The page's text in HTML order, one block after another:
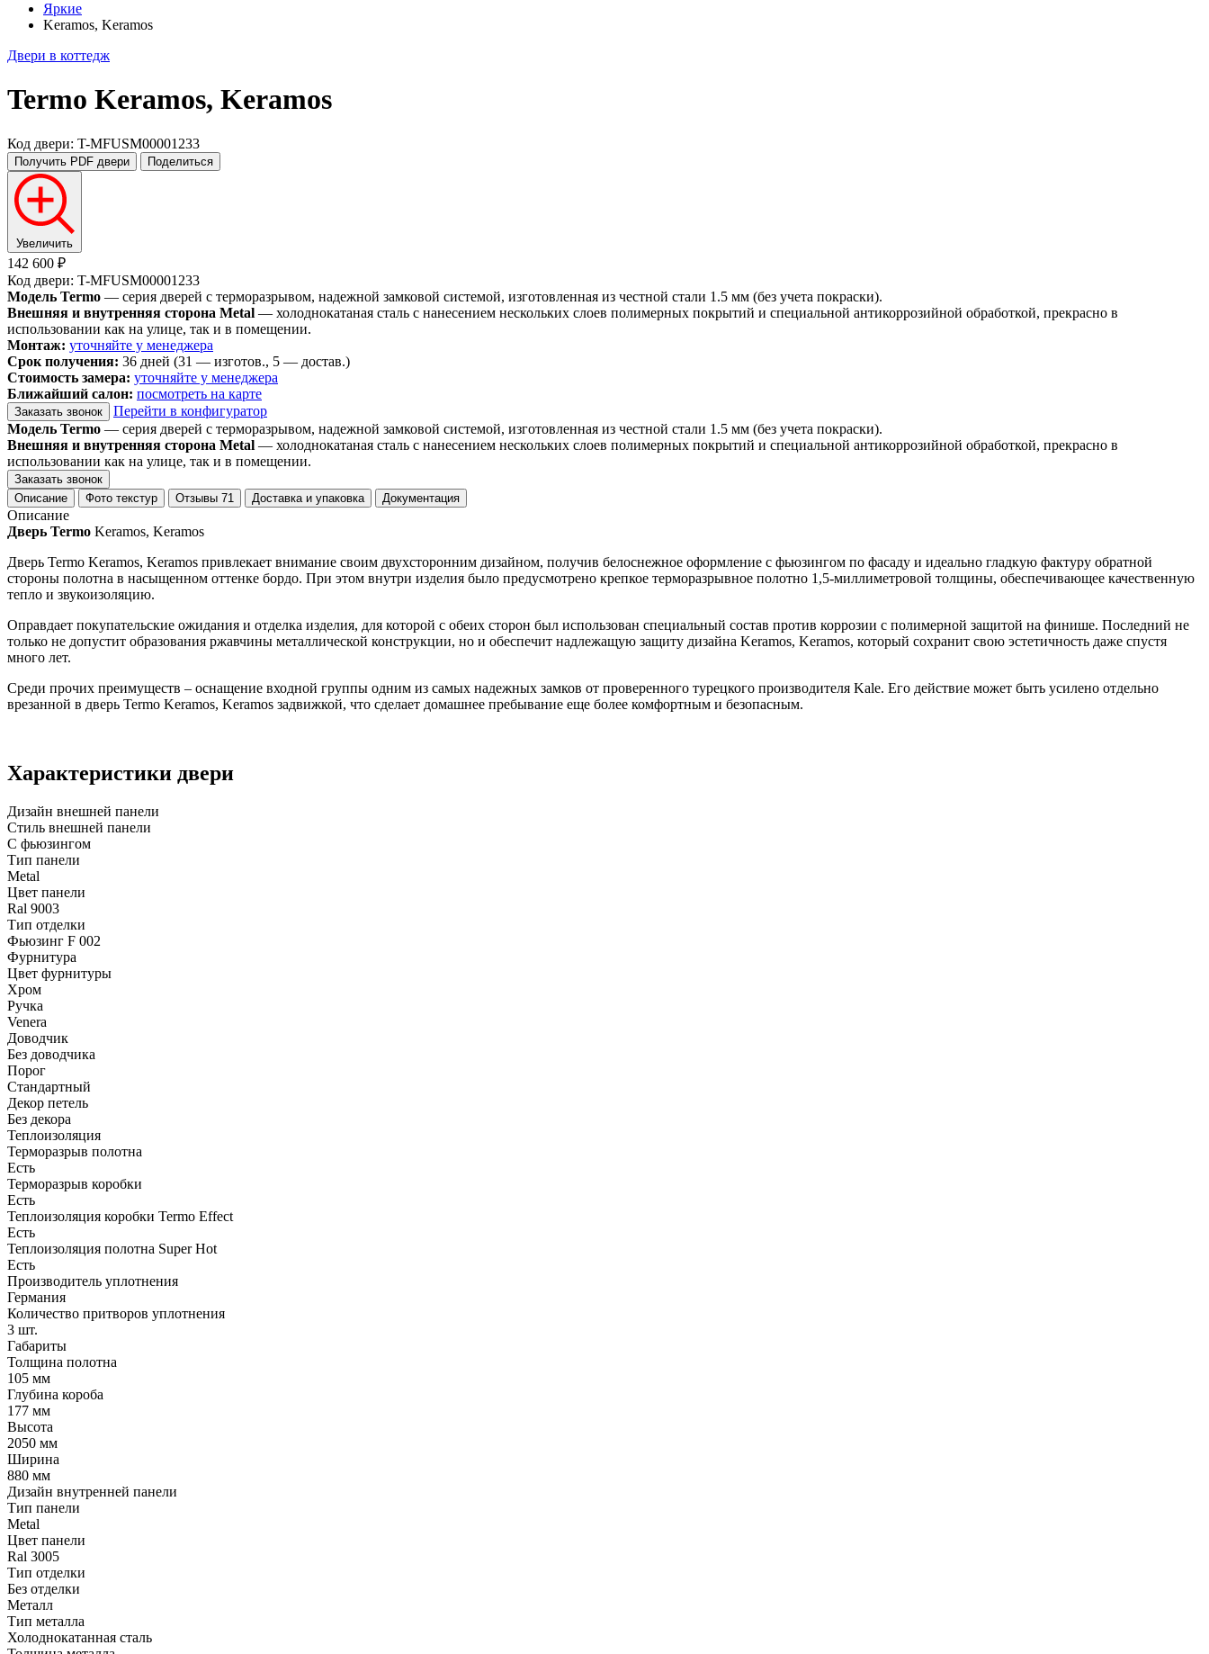
Яркие
Keramos, Keramos
Двери в коттедж
Termo Keramos, Keramos
Код двери: T-MFUSM00001233
Получить PDF двери Поделиться
Увеличить
142 600 ₽
Код двери: T-MFUSM00001233
Модель Termo — серия дверей с терморазрывом, надежной замковой системой, изготовленная из честной стали 1.5 мм (без учета покраски).
Внешняя и внутренняя сторона Metal — холоднокатаная сталь с нанесением нескольких слоев полимерных покрытий и специальной антикоррозийной обработкой, прекрасно в
использовании как на улице, так и в помещении.
Монтаж: уточняйте у менеджера
Срок получения: 36 дней (31 — изготов., 5 — достав.)
Стоимость замера: уточняйте у менеджера
Ближайший салон: посмотреть на карте
Заказать звонок
Перейти в конфигуратор
Модель Termo — серия дверей с терморазрывом, надежной замковой системой, изготовленная из честной стали 1.5 мм (без учета покраски).
Внешняя и внутренняя сторона Metal — холоднокатаная сталь с нанесением нескольких слоев полимерных покрытий и специальной антикоррозийной обработкой, прекрасно в
использовании как на улице, так и в помещении.
Заказать звонок
Описание
Фото текстур Отзывы 71 Доставка и упаковка Документация
Описание
Дверь Termo Keramos, Keramos
Дверь Termo Keramos, Keramos привлекает внимание своим двухсторонним дизайном, получив белоснежное оформление с фьюзингом по фасаду и идеально гладкую фактуру обратной
стороны полотна в насыщенном оттенке бордо. При этом внутри изделия было предусмотрено крепкое терморазрывное полотно 1,5-миллиметровой толщины, обеспечивающее качественную
тепло и звукоизоляцию.
Оправдает покупательские ожидания и отделка изделия, для которой с обеих сторон был использован специальный состав против коррозии с полимерной защитой на финише. Последний не
только не допустит образования ржавчины металлической конструкции, но и обеспечит надлежащую защиту дизайна Keramos, Keramos, который сохранит свою эстетичность даже спустя
много лет.
Среди прочих преимуществ – оснащение входной группы одним из самых надежных замков от проверенного турецкого производителя Kale. Его действие может быть усилено отдельно
врезанной в дверь Termo Keramos, Keramos задвижкой, что сделает домашнее пребывание еще более комфортным и безопасным.
Характеристики двери
Дизайн внешней панели
Стиль внешней панели
С фьюзингом
Тип панели
Metal
Цвет панели
Ral 9003
Тип отделки
Фьюзинг F 002
Фурнитура
Цвет фурнитуры
Хром
Ручка
Venera
Доводчик
Без доводчика
Порог
Стандартный
Декор петель
Без декора
Теплоизоляция
Терморазрыв полотна
Есть
Терморазрыв коробки
Есть
Теплоизоляция коробки Termo Effect
Есть
Теплоизоляция полотна Super Нot
Есть
Производитель уплотнения
Германия
Количество притворов уплотнения
3 шт.
Габариты
Толщина полотна
105 мм
Глубина короба
177 мм
Высота
2050 мм
Ширина
880 мм
Дизайн внутренней панели
Тип панели
Metal
Цвет панели
Ral 3005
Тип отделки
Без отделки
Металл
Тип металла
Холоднокатанная сталь